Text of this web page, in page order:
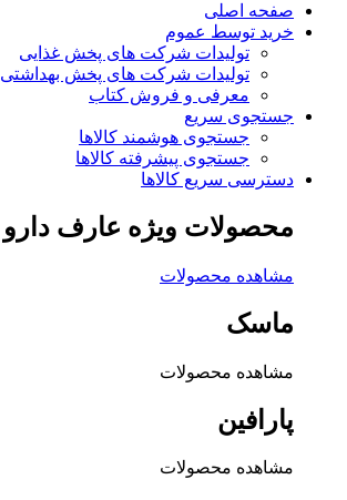
صفحه اصلی
خرید توسط عموم
تولیدات شرکت های پخش غذایی
تولیدات شرکت های پخش بهداشتی
معرفی و فروش کتاب
جستجوی سریع
جستجوی هوشمند کالاها
جستجوی پیشرفته کالاها
دسترسی سریع کالاها
محصولات ویژه عارف دارو
مشاهده محصولات
ماسک
مشاهده محصولات
پارافین
مشاهده محصولات